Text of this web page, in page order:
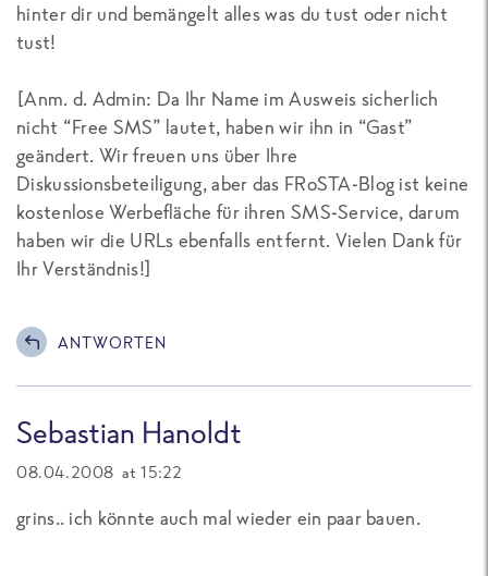
hinter dir und bemängelt alles was du tust oder nicht
tust!
[Anm. d. Admin: Da Ihr Name im Ausweis sicherlich
nicht “Free SMS” lautet, haben wir ihn in “Gast”
geändert. Wir freuen uns über Ihre
Diskussionsbeteiligung, aber das FRoSTA-Blog ist keine
kostenlose Werbefläche für ihren SMS-Service, darum
haben wir die URLs ebenfalls entfernt. Vielen Dank für
Ihr Verständnis!]
ANTWORTEN
Sebastian Hanoldt
08.04.2008 at 15:22
grins.. ich könnte auch mal wieder ein paar bauen.